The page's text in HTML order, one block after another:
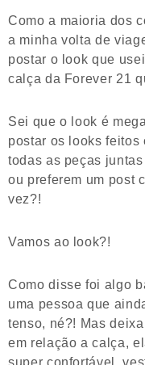
Como a maioria dos
a minha volta de
postar o look que
calça da Forever 21
Sei que o look é
postar os looks feitos
todas as peças
ou preferem um post
vez?!
Vamos ao look?!
Como disse foi algo
uma pessoa que
tenso, né?! Mas
em relação a calça,